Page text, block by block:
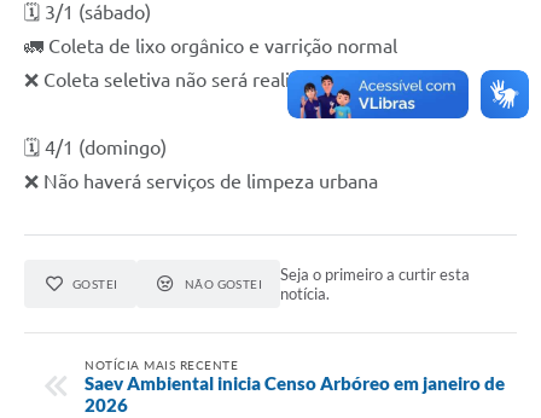
🗓️ 3/1 (sábado)
🚛 Coleta de lixo orgânico e varrição normal
❌ Coleta seletiva não será realizada
🗓️ 4/1 (domingo)
❌ Não haverá serviços de limpeza urbana
GOSTEI NÃO GOSTEI
Seja o primeiro a curtir esta
notícia.
NOTÍCIA MAIS RECENTE
Saev Ambiental inicia Censo Arbóreo em janeiro de
2026